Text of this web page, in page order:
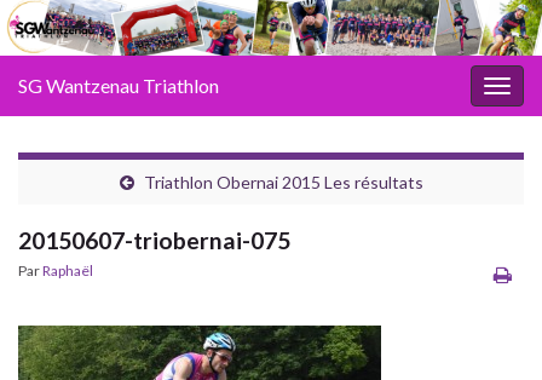
SG Wantzenau Triathlon
Triathlon Obernai 2015 Les résultats
20150607-triobernai-075
ParRaphaël